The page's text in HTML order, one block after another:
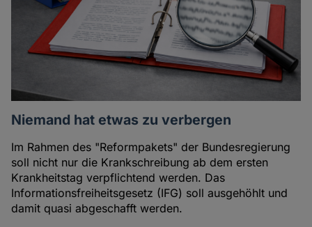
Niemand hat etwas zu verbergen
Im Rahmen des "Reformpakets" der Bundesregierung
soll nicht nur die Krankschreibung ab dem ersten
Krankheitstag verpflichtend werden. Das
Informationsfreiheitsgesetz (IFG) soll ausgehöhlt und
damit quasi abgeschafft werden.